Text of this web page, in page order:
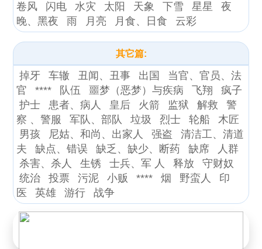
卷风
闪电 水灾 太阳 天象 下雪 星星
夜
晚、黑夜
雨 月亮 月食、日食 云彩
其它篇:
掉牙 车辙 丑闻、丑事 出国
当官、官员、法
官
**** 队伍 噩梦（恶梦）与疾病 飞翔
疯子
护士
患者、病人 皇后 火箭 监狱 解救
警
察 、警服
军队、部队 垃圾 烈士 轮船
木匠
男孩
尼姑、和尚、出家人 强盗
清洁工、清道
夫
缺点、错误 缺乏、缺少、断药 缺席
人群
杀害、杀人
生锈 士兵、军 人 释放
守财奴
统治
投票 污泥 小贩 **** 烟 野蛮人
印
医
英雄 游行 战争